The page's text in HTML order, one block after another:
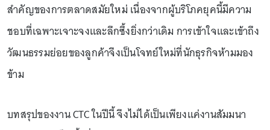
สำคัญของการตลาดสมัยใหม่ เนื่องจากผู้บริโภคยุคนี้มีความ
ชอบที่เฉพาะเจาะจงและลึกซึ้งยิ่งกว่าเดิม การเข้าใจและเข้าถึง
วัฒนธรรมย่อยของลูกค้าจึงเป็นโจทย์ใหม่ที่นักธุรกิจห้ามมอง
ข้าม
บทสรุปของงาน CTC ในปีนี้ จึงไม่ได้เป็นเพียงแค่งานสัมมนา